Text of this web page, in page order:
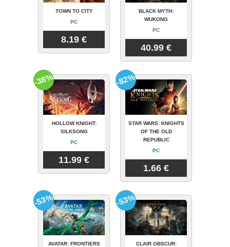
TOWN TO CITY
PC
8.19 €
BLACK MYTH:
WUKONG
PC
40.99 €
HOLLOW KNIGHT:
SILKSONG
PC
11.99 €
-38%
STAR WARS: KNIGHTS
OF THE OLD
REPUBLIC
PC
1.66 €
-82%
AVATAR: FRONTIERS
-53%
CLAIR OBSCUR:
-53%